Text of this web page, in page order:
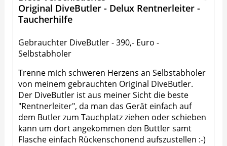
Original DiveButler - Delux Rentnerleiter -
Taucherhilfe
Gebrauchter DiveButler - 390,- Euro -
Selbstabholer
Trenne mich schweren Herzens an Selbstabholer
von meinem gebrauchten Original DiveButler.
Der DiveButler ist aus meiner Sicht die beste
"Rentnerleiter", da man das Gerät einfach auf
dem Butler zum Tauchplatz ziehen oder schieben
kann um dort angekommen den Buttler samt
Flasche einfach Rückenschonend aufszustellen :-)